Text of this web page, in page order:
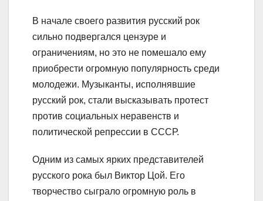
В начале своего развития русский рок
сильно подвергался цензуре и
ограничениям, но это не помешало ему
приобрести огромную популярность среди
молодежи. Музыканты, исполнявшие
русский рок, стали высказывать протест
против социальных неравенств и
политической репрессии в СССР.
Одним из самых ярких представителей
русского рока был Виктор Цой. Его
творчество сыграло огромную роль в